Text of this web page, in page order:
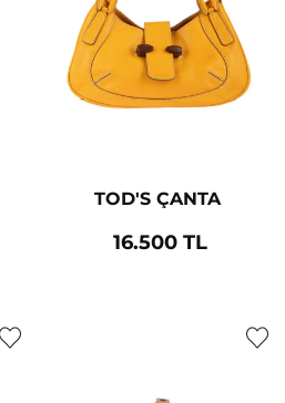
TOD'S ÇANTA
16.500 TL